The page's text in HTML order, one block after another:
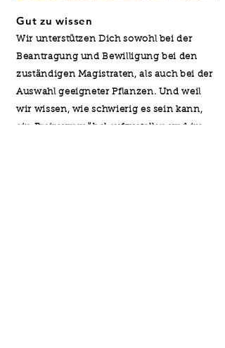
Gut zu wissen
Wir unterstützen Dich sowohl bei der
Beantragung und Bewilligung bei den
zuständigen Magistraten, als auch bei der
Auswahl geeigneter Pflanzen. Und weil
wir wissen, wie schwierig es sein kann,
ein Freiraummöbel aufzustellen und im